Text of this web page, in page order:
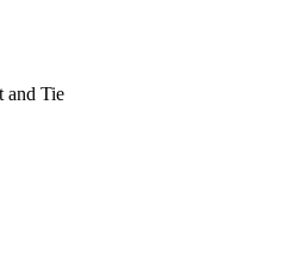
and Tie